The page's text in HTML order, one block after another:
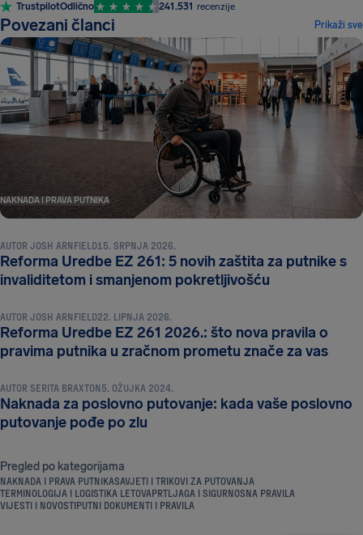
TrustpilotOdlično 241.531 recenzije
Povezani članci Prikaži sve
NAKNADA I PRAVA PUTNIKA
AUTOR JOSH ARNFIELD15. SRPNJA 2026.
Reforma Uredbe EZ 261: 5 novih zaštita za putnike s
invaliditetom i smanjenom pokretljivošću
NAKNADA I PRAVA PUTNIKA
AUTOR JOSH ARNFIELD22. LIPNJA 2026.
Reforma Uredbe EZ 261 2026.: što nova pravila o
pravima putnika u zračnom prometu znače za vas
NAKNADA I PRAVA PUTNIKA
AUTOR SERITA BRAXTON5. OŽUJKA 2024.
Naknada za poslovno putovanje: kada vaše poslovno
putovanje pođe po zlu
Pregled po kategorijama
NAKNADA I PRAVA PUTNIKASAVJETI I TRIKOVI ZA PUTOVANJA
TERMINOLOGIJA I LOGISTIKA LETOVAPRTLJAGA I SIGURNOSNA PRAVILA
VIJESTI I NOVOSTIPUTNI DOKUMENTI I PRAVILA